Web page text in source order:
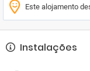
Este alojamento
Instalações